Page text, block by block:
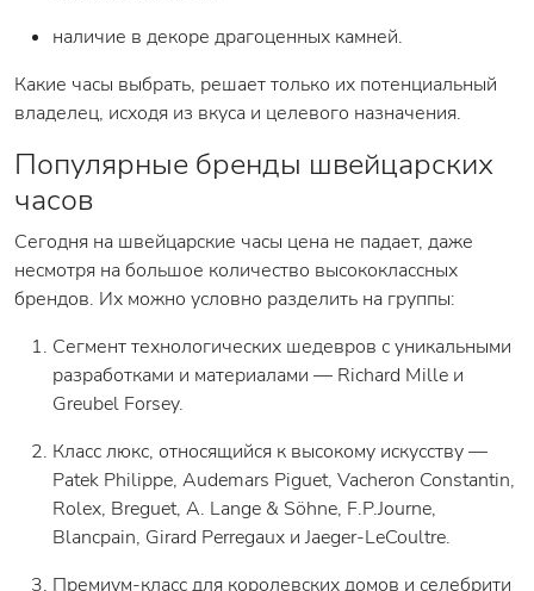
наличие в декоре драгоценных камней.
Какие часы выбрать, решает только их потенциальный
владелец, исходя из вкуса и целевого назначения.
Популярные бренды швейцарских
часов
Сегодня на швейцарские часы цена не падает, даже
несмотря на большое количество высококлассных
брендов. Их можно условно разделить на группы:
Сегмент технологических шедевров с уникальными
разработками и материалами — Richard Mille и
Greubel Forsey.
Класс люкс, относящийся к высокому искусству —
Patek Philippe, Audemars Piguet, Vacheron Constantin,
Rolex, Breguet, A. Lange & Söhne, F.P.Journe,
Blancpain, Girard Perregaux и Jaeger-LeCoultre.
Премиум-класс для королевских домов и селебрити